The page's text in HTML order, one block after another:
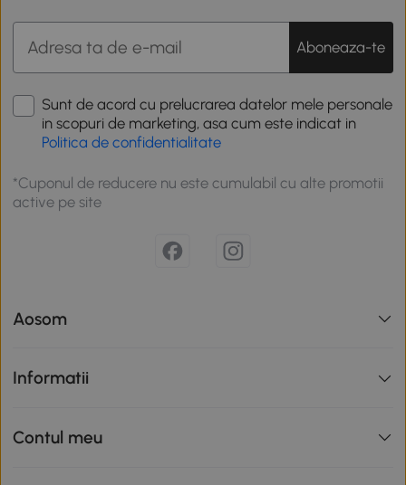
Aboneaza-te
Sunt de acord cu prelucrarea datelor mele personale
in scopuri de marketing, asa cum este indicat in
Politica de confidentialitate
*Cuponul de reducere nu este cumulabil cu alte promotii
active pe site
Aosom
Informatii
Contul meu